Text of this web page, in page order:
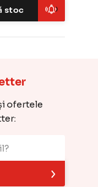
stoc
ofertele